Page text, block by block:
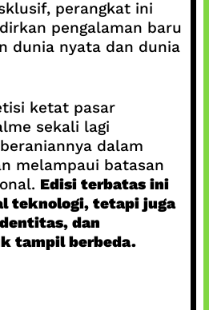
perangkat ini
pengalaman baru
dunia nyata dan dunia
ketat pasar
sekali lagi
dalam
melampaui batasan
Edisi terbatas ini
teknologi, tetapi juga
dan
tampil berbeda.